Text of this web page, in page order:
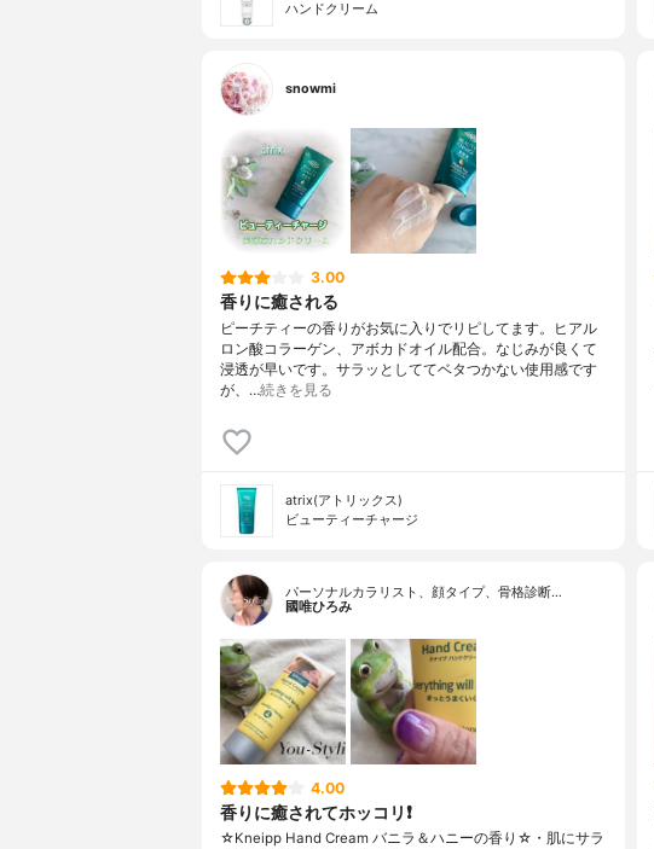
ハンドクリーム
snowmi
3.00
香りに癒される
ピーチティーの香りがお気に入りでリピしてます。ヒアル
ロン酸コラーゲン、アボカドオイル配合。なじみが良くて
浸透が早いです。サラッとしててベタつかない使用感です
が、…続きを見る
atrix(アトリックス)
ビューティーチャージ
パーソナルカラリスト、顔タイプ、骨格診断…
國唯ひろみ
4.00
香りに癒されてホッコリ❗
☆Kneipp Hand Cream バニラ＆ハニーの香り☆・肌にサラ